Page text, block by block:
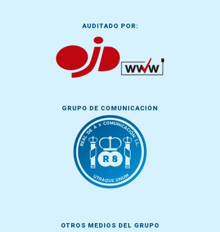
AUDITADO POR:
GRUPO DE COMUNICACIÓN
OTROS MEDIOS DEL GRUPO